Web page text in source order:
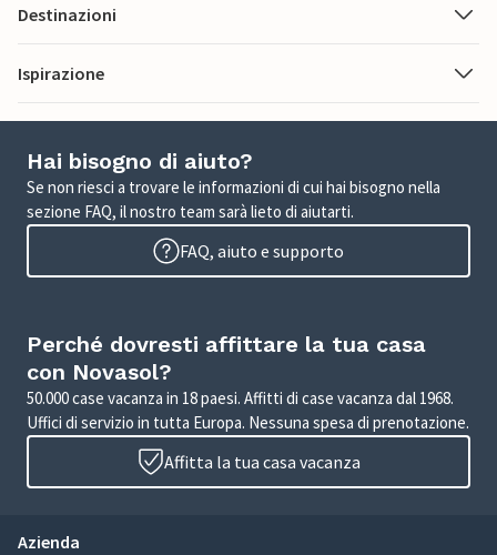
Destinazioni
Ispirazione
Hai bisogno di aiuto?
Se non riesci a trovare le informazioni di cui hai bisogno nella
sezione FAQ, il nostro team sarà lieto di aiutarti.
FAQ, aiuto e supporto
Perché dovresti affittare la tua casa
con Novasol?
50.000 case vacanza in 18 paesi. Affitti di case vacanza dal 1968.
Uffici di servizio in tutta Europa. Nessuna spesa di prenotazione.
Affitta la tua casa vacanza
Azienda